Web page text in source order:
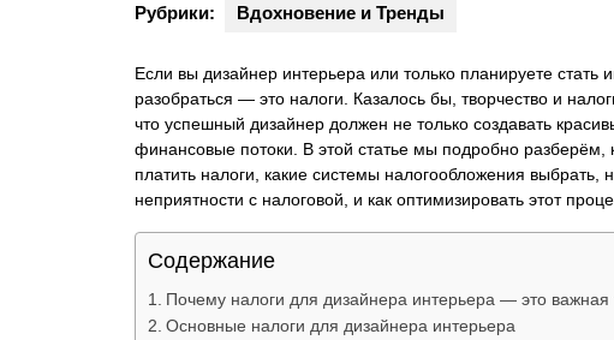
Рубрики: Вдохновение и Тренды
Если вы дизайнер интерьера или только планируете стать
разобраться — это налоги. Казалось бы, творчество и
что успешный дизайнер должен не только создавать
финансовые потоки. В этой статье мы подробно разберём,
платить налоги, какие системы налогообложения выбрать,
неприятности с налоговой, и как оптимизировать этот
Содержание
Почему налоги для дизайнера интерьера — это важная
Основные налоги для дизайнера интерьера